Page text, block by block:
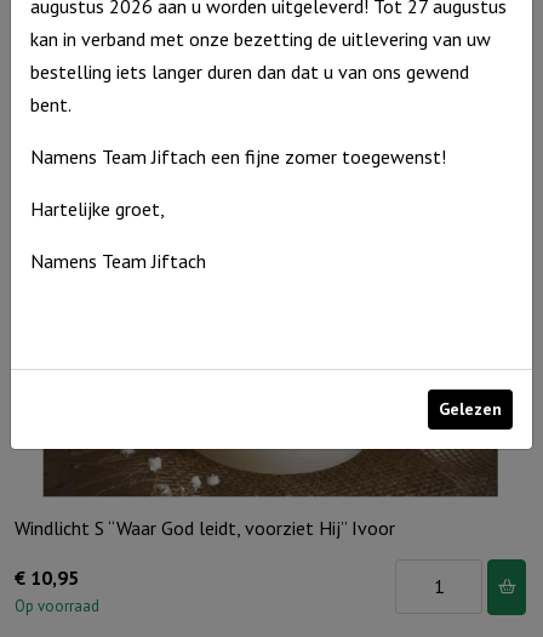
Windlicht M: “Een drievoudig snoer wordt niet spoedig…” Ivoor
15,95
Uitverkocht
Windlicht S “Waar God leidt, voorziet Hij” Ivoor
€ 10,95
Op voorraad
augustus 2026 aan u worden uitgeleverd! Tot 27 augustus
kan in verband met onze bezetting de uitlevering van uw
bestelling iets langer duren dan dat u van ons gewend
bent.
Namens Team Jiftach een fijne zomer toegewenst!
Hartelijke groet,
Namens Team Jiftach
Gelezen